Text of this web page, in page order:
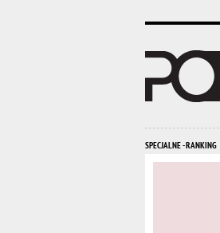
SPECJALNE - RANKING